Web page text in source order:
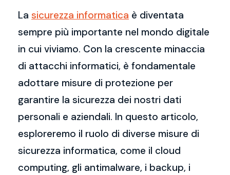
La sicurezza informatica è diventata
sempre più importante nel mondo digitale
in cui viviamo. Con la crescente minaccia
di attacchi informatici, è fondamentale
adottare misure di protezione per
garantire la sicurezza dei nostri dati
personali e aziendali. In questo articolo,
esploreremo il ruolo di diverse misure di
sicurezza informatica, come il cloud
computing, gli antimalware, i backup, i